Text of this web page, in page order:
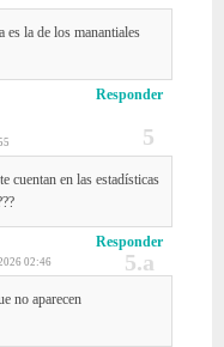
es la de los manantiales
Responder
cuentan en las estadísticas
Responder
02:46
no aparecen